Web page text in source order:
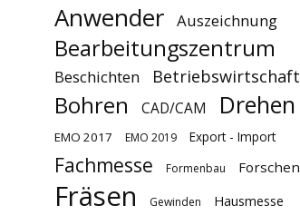
Anwender Auszeichnung
Bearbeitungszentrum
Beschichten Betriebswirtschaft
Bohren CAD/CAM Drehen
EMO 2017 EMO 2019 Export - Import
Fachmesse Formenbau Forschen
Fräsen Gewinden Hausmesse